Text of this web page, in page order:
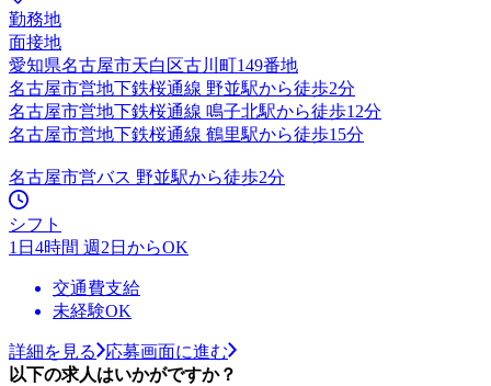
勤務地
面接地
愛知県名古屋市天白区古川町149番地
名古屋市営地下鉄桜通線 野並駅から徒歩2分
名古屋市営地下鉄桜通線 鳴子北駅から徒歩12分
名古屋市営地下鉄桜通線 鶴里駅から徒歩15分
名古屋市営バス 野並駅から徒歩2分
シフト
1日4時間 週2日からOK
交通費支給
未経験OK
詳細を見る
応募画面に進む
以下の求人はいかがですか？